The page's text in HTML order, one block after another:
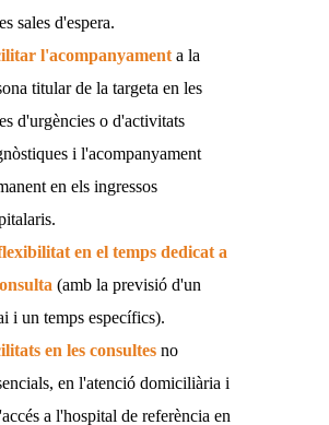
sales d'espera.
l'acompanyament a la
titular de la targeta en les
d'urgències o d'activitats
i l'acompanyament
en els ingressos
en el temps dedicat a
(amb la previsió d'un
i un temps específics).
en les consultes no
en l'atenció domiciliària i
a l'hospital de referència en